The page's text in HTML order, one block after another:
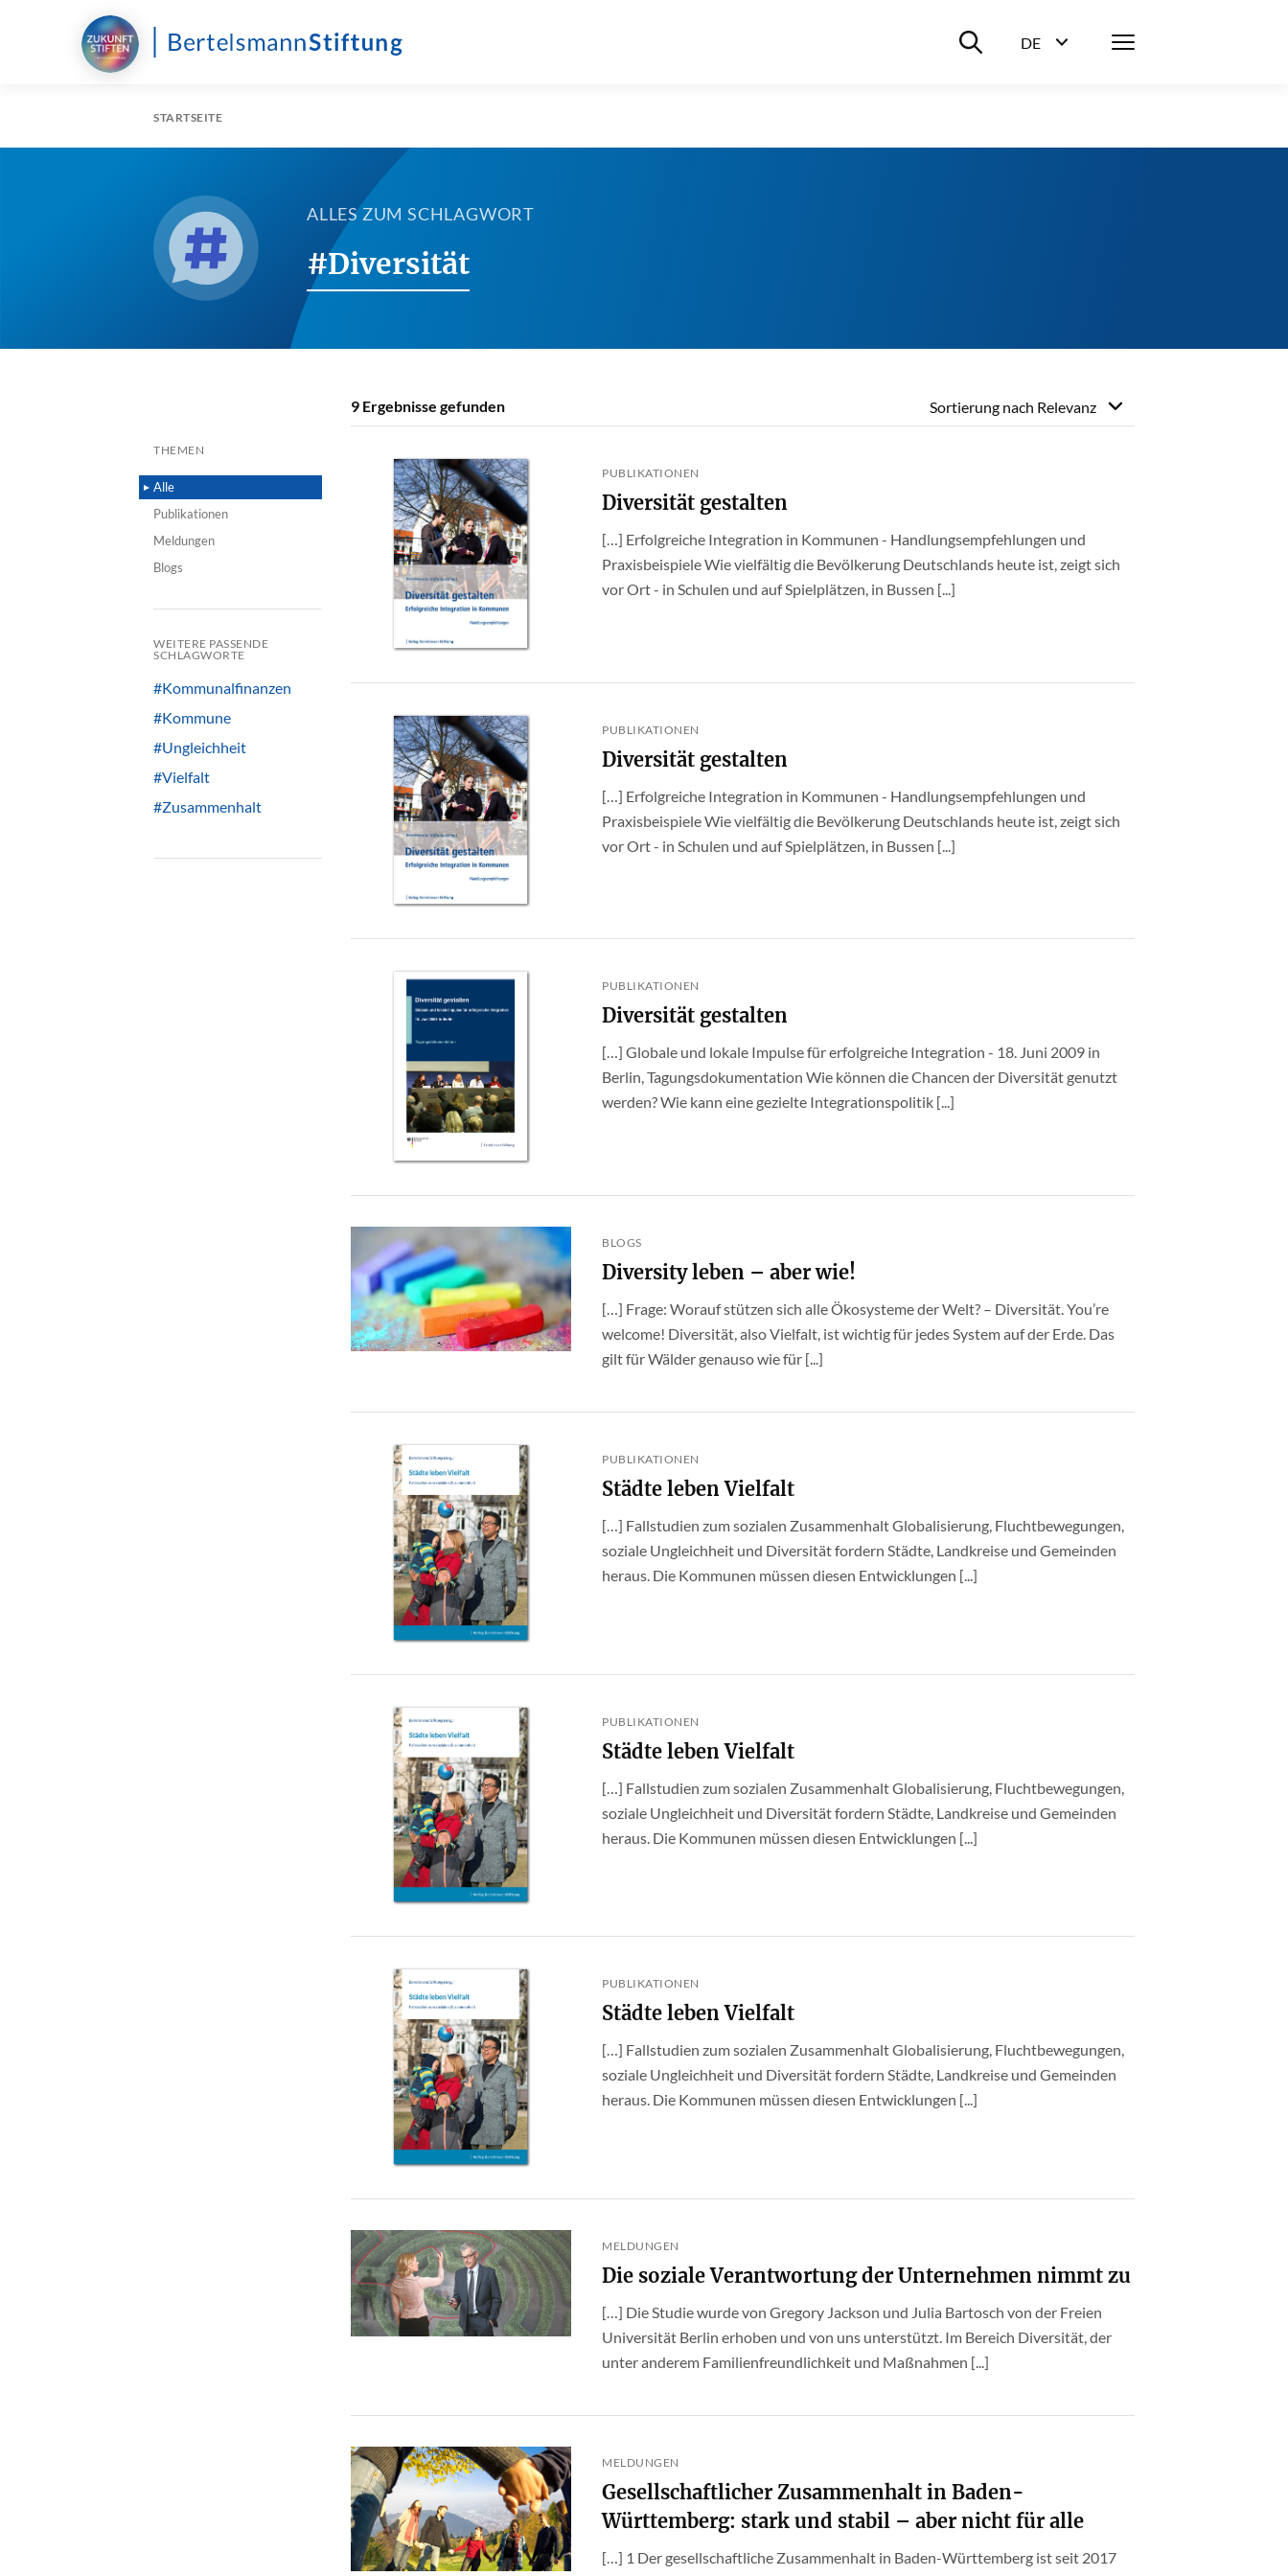
Suche ein-/ausblenden
DE
Menü
STARTSEITE
ALLES ZUM SCHLAGWORT
#Diversität
THEMEN
Alle
Publikationen
Meldungen
Blogs
WEITERE PASSENDE
SCHLAGWORTE
#Kommunalfinanzen
#Kommune
#Ungleichheit
#Vielfalt
#Zusammenhalt
9 Ergebnisse gefunden Sortierung nach Relevanz
PUBLIKATIONEN
Diversität gestalten
[…] Erfolgreiche Integration in Kommunen - Handlungsempfehlungen und
Praxisbeispiele Wie vielfältig die Bevölkerung Deutschlands heute ist, zeigt sich
vor Ort - in Schulen und auf Spielplätzen, in Bussen [...]
PUBLIKATIONEN
Diversität gestalten
[…] Erfolgreiche Integration in Kommunen - Handlungsempfehlungen und
Praxisbeispiele Wie vielfältig die Bevölkerung Deutschlands heute ist, zeigt sich
vor Ort - in Schulen und auf Spielplätzen, in Bussen [...]
PUBLIKATIONEN
Diversität gestalten
[…] Globale und lokale Impulse für erfolgreiche Integration - 18. Juni 2009 in
Berlin, Tagungsdokumentation Wie können die Chancen der Diversität genutzt
werden? Wie kann eine gezielte Integrationspolitik [...]
BLOGS
Diversity leben – aber wie!
[…] Frage: Worauf stützen sich alle Ökosysteme der Welt? – Diversität. You’re
welcome! Diversität, also Vielfalt, ist wichtig für jedes System auf der Erde. Das
gilt für Wälder genauso wie für [...]
PUBLIKATIONEN
Städte leben Vielfalt
[…] Fallstudien zum sozialen Zusammenhalt Globalisierung, Fluchtbewegungen,
soziale Ungleichheit und Diversität fordern Städte, Landkreise und Gemeinden
heraus. Die Kommunen müssen diesen Entwicklungen [...]
PUBLIKATIONEN
Städte leben Vielfalt
[…] Fallstudien zum sozialen Zusammenhalt Globalisierung, Fluchtbewegungen,
soziale Ungleichheit und Diversität fordern Städte, Landkreise und Gemeinden
heraus. Die Kommunen müssen diesen Entwicklungen [...]
PUBLIKATIONEN
Städte leben Vielfalt
[…] Fallstudien zum sozialen Zusammenhalt Globalisierung, Fluchtbewegungen,
soziale Ungleichheit und Diversität fordern Städte, Landkreise und Gemeinden
heraus. Die Kommunen müssen diesen Entwicklungen [...]
MELDUNGEN
Die soziale Verantwortung der Unternehmen nimmt zu
[…] Die Studie wurde von Gregory Jackson und Julia Bartosch von der Freien
Universität Berlin erhoben und von uns unterstützt. Im Bereich Diversität, der
unter anderem Familienfreundlichkeit und Maßnahmen [...]
MELDUNGEN
Gesellschaftlicher Zusammenhalt in Baden-
Württemberg: stark und stabil – aber nicht für alle
[…] 1 Der gesellschaftliche Zusammenhalt in Baden-Württemberg ist seit 2017